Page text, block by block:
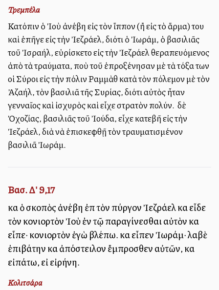
Τρεμπέλα
Κατόπιν ὁ Ἰοὺ ἀνέβη εἰς τὸν ἵππον (ἢ εἰς τὸ ἅρμα) του
καὶ ἐπῆγε εἰς τὴν Ἰεζράελ, διότι ὁ Ἰωράμ, ὁ βασιλιᾶς
τοῦ Ἰσραήλ, εὑρίσκετο εἰς τὴν Ἰεζράελ θεραπευόμενος
ἀπὸ τὰ τραύματα, ποὺ τοῦ ἐπροξένησαν μὲ τὰ τόξα των
οἱ Σύροι εἰς τὴν πόλιν Ραμμὰθ κατὰ τὸν πόλεμον μὲ τὸν
Ἀζαήλ, τὸν βασιλιᾶ τῆς Συρίας, διότι αὐτὸς ἦταν
γενναῖος καὶ ἰσχυρὸς καὶ εἶχε στρατὸν πολύν. Ὁ δὲ
Ὀχοζίας, βασιλιᾶς τοῦ Ἰούδα, εἶχε κατεβῆ εἰς τὴν
Ἰεζράελ, διὰ νὰ ἐπισκεφθῇ τὸν τραυματισμένον
βασιλιᾶ Ἰωράμ.
Βασ. Δ' 9,17
καὶ ὁ σκοπὸς ἀνέβη ἐπὶ τὸν πύργον Ἰεζράελ καὶ εἶδε
τὸν κονιορτὸν Ἰοὺ ἐν τῷ παραγίνεσθαι αὐτὸν καὶ
εἶπε· κονιορτὸν ἐγὼ βλέπω. καὶ εἶπεν Ἰωράμ· λαβὲ
ἐπιβάτην καὶ ἀπόστειλον ἔμπροσθεν αὐτῶν, καὶ
εἰπάτω, εἰ εἰρήνη.
Κολιτσάρα